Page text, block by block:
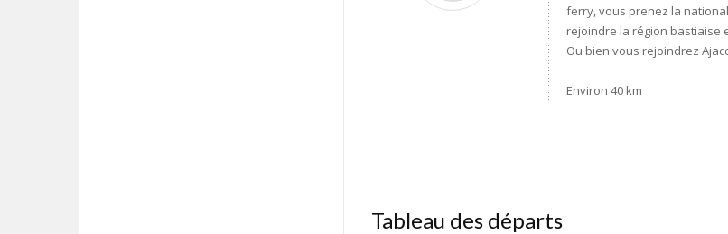
ferry, vous prenez la
rejoindre la région bastiaise
Ou bien vous rejoindrez
Environ 40 km
Tableau des départs